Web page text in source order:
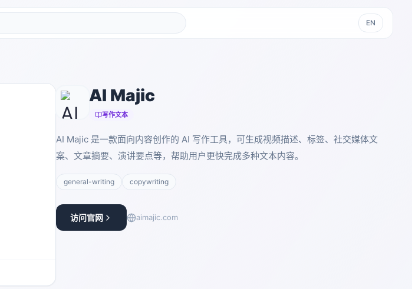
EN
AI Majic
写作文本
AI Majic 是一款面向内容创作的 AI 写作工具，可生成视频描述、标签、社交媒体文
案、文章摘要、演讲要点等，帮助用户更快完成多种文本内容。
general-writing copywriting
访问官网 aimajic.com